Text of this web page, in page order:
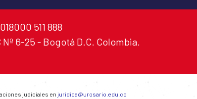
511 888
6-25 - Bogotá D.C. Colombia.
judiciales en juridica@urosario.edu.co